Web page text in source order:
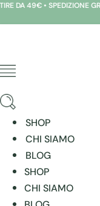
Vai
al
• SPEDIZIONE
SHOP
CHI SIAMO
BLOG
SHOP
CHI SIAMO